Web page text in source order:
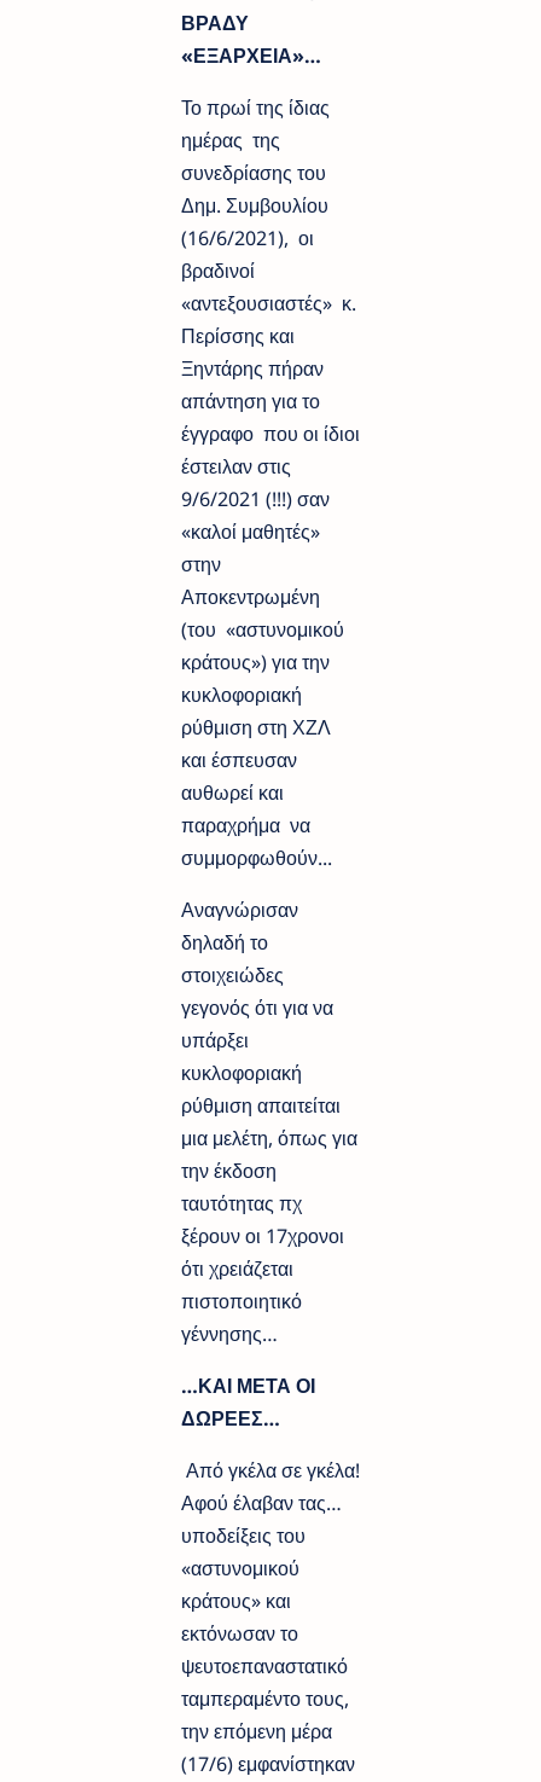
ΒΡΑΔΥ
«ΕΞΑΡΧΕΙΑ»…
Το πρωί της ίδιας
ημέρας της
συνεδρίασης του
Δημ. Συμβουλίου
(16/6/2021), οι
βραδινοί
«αντεξουσιαστές» κ.
Περίσσης και
Ξηντάρης πήραν
απάντηση για το
έγγραφο που οι ίδιοι
έστειλαν στις
9/6/2021 (!!!) σαν
«καλοί μαθητές»
στην
Αποκεντρωμένη
(του «αστυνομικού
κράτους») για την
κυκλοφοριακή
ρύθμιση στη ΧΖΛ
και έσπευσαν
αυθωρεί και
παραχρήμα να
συμμορφωθούν...
Αναγνώρισαν
δηλαδή το
στοιχειώδες
γεγονός ότι για να
υπάρξει
κυκλοφοριακή
ρύθμιση απαιτείται
μια μελέτη, όπως για
την έκδοση
ταυτότητας πχ
ξέρουν οι 17χρονοι
ότι χρειάζεται
πιστοποιητικό
γέννησης…
…ΚΑΙ ΜΕΤΑ ΟΙ
ΔΩΡΕΕΣ…
Από γκέλα σε γκέλα!
Αφού έλαβαν τας…
υποδείξεις του
«αστυνομικού
κράτους» και
εκτόνωσαν το
ψευτοεπαναστατικό
ταμπεραμέντο τους,
την επόμενη μέρα
(17/6) εμφανίστηκαν